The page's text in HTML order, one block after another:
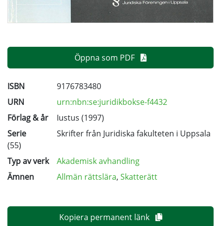
Öppna som PDF
ISBN
9176783480
URN
urn:nbn:se:juridikbokse-f4432
Förlag & år
Iustus (1997)
Serie
Skrifter från Juridiska fakulteten i Uppsala
(55)
Typ av verk
Akademisk avhandling
Ämnen
Allmän rättslära, Skatterätt
Kopiera permanent länk